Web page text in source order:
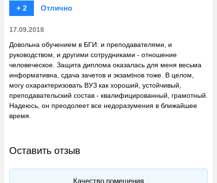
+ 2
Отлично
17.09.2018
Довольна обучением в БГИ: и преподавателями, и
руководством, и другими сотрудниками - отношение
человеческое. Защита диплома оказалась для меня весьма
информативна, сдача зачетов и экзамtнов тоже. В целом,
могу охарактеризовать ВУЗ как хороший, устойчивый,
преподавательский состав - квалифицированный, грамотный.
Надеюсь, он преодолеет все недоразумения в ближайшее
время.
Оставить отзыв
Качество помещения